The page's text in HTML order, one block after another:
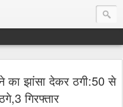
का झांसा देकर ठगी:50 से
गिरफ्तार